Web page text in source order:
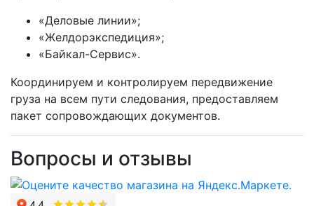
«Деловые линии»;
«Желдорэкспедиция»;
«Байкал-Сервис».
Координируем и контролируем передвижение
груза на всем пути следования, предоставляем
пакет сопровождающих документов.
Вопросы и отзывы